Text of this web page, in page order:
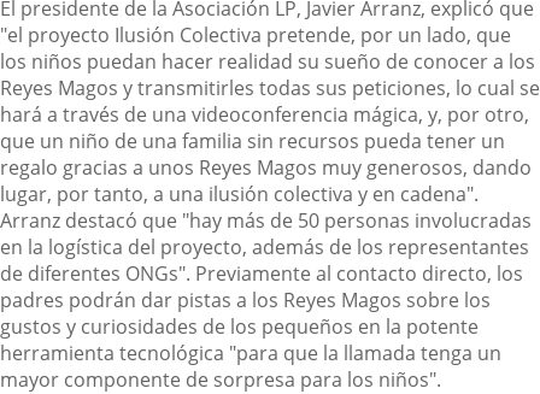
El presidente de la Asociación LP, Javier Arranz, explicó que
"el proyecto Ilusión Colectiva pretende, por un lado, que
los niños puedan hacer realidad su sueño de conocer a los
Reyes Magos y transmitirles todas sus peticiones, lo cual se
hará a través de una videoconferencia mágica, y, por otro,
que un niño de una familia sin recursos pueda tener un
regalo gracias a unos Reyes Magos muy generosos, dando
lugar, por tanto, a una ilusión colectiva y en cadena".
Arranz destacó que "hay más de 50 personas involucradas
en la logística del proyecto, además de los representantes
de diferentes ONGs". Previamente al contacto directo, los
padres podrán dar pistas a los Reyes Magos sobre los
gustos y curiosidades de los pequeños en la potente
herramienta tecnológica "para que la llamada tenga un
mayor componente de sorpresa para los niños".